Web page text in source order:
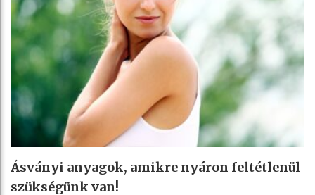
Ásványi anyagok, amikre nyáron feltétlenül
szükségünk van!